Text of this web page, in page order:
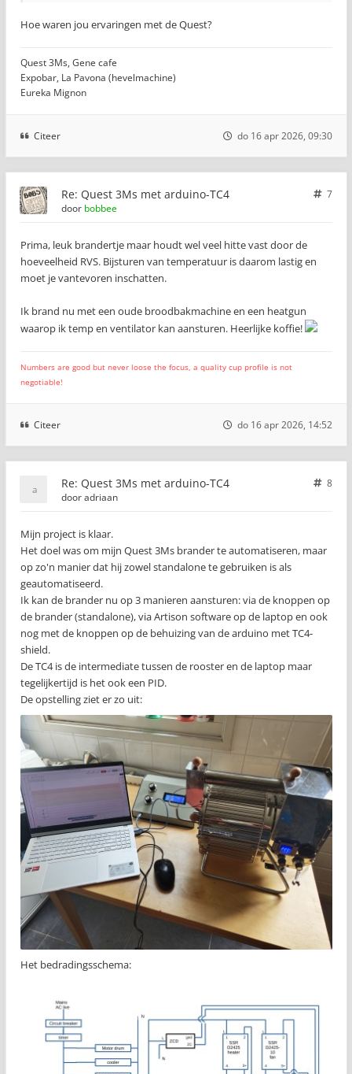
Hoe waren jou ervaringen met de Quest?
Quest 3Ms, Gene cafe
Expobar, La Pavona (hevelmachine)
Eureka Mignon
Citeer do 16 apr 2026, 09:30
Re: Quest 3Ms met arduino-TC4
7
door bobbee
Prima, leuk brandertje maar houdt wel veel hitte vast door de
hoeveelheid RVS. Bijsturen van temperatuur is daarom lastig en
moet je vantevoren inschatten.
Ik brand nu met een oude broodbakmachine en een heatgun
waarop ik temp en ventilator kan aansturen. Heerlijke koffie!
Numbers are good but never loose the focus, a quality cup profile is not
negotiable!
Citeer do 16 apr 2026, 14:52
Re: Quest 3Ms met arduino-TC4
8
dooradriaan
Mijn project is klaar.
Het doel was om mijn Quest 3Ms brander te automatiseren, maar
op zo'n manier dat hij zowel standalone te gebruiken is als
geautomatiseerd.
Ik kan de brander nu op 3 manieren aansturen: via de knoppen op
de brander (standalone), via Artison software op de laptop en ook
nog met de knoppen op de behuizing van de arduino met TC4-
shield.
De TC4 is de intermediate tussen de rooster en de laptop maar
tegelijkertijd is het ook een PID.
De opstelling ziet er zo uit:
Het bedradingsschema: